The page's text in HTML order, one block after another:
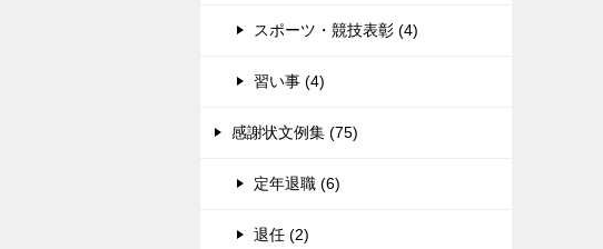
スポーツ・競技表彰 (4)
習い事 (4)
感謝状文例集 (75)
定年退職 (6)
退任 (2)